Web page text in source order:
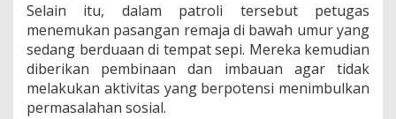
Selain itu, dalam patroli tersebut petugas
menemukan pasangan remaja di bawah umur yang
sedang berduaan di tempat sepi. Mereka kemudian
diberikan pembinaan dan imbauan agar tidak
melakukan aktivitas yang berpotensi menimbulkan
permasalahan sosial.